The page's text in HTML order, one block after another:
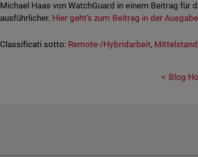
Michael Haas von WatchGuard in einem Beitrag für
ausführlicher. Hier geht’s zum Beitrag in der
Classificati sotto: Remote-/Hybridarbeit, Mittelstand
Blog